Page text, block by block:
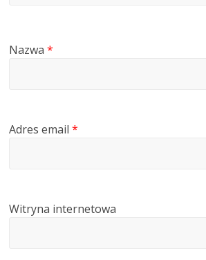
Nazwa*
Adres email*
Witryna internetowa